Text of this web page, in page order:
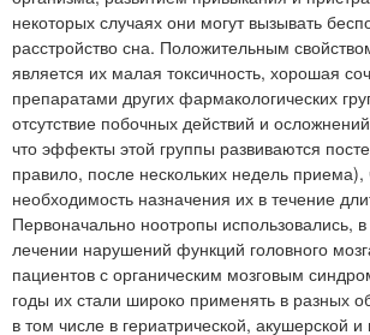
некоторых случаях они могут вызывать
расстройство сна. Положительным
является их малая токсичность, хорошая
препаратами других фармакологических
отсутствие побочных действий и
что эффекты этой группы развиваются
правило, после нескольких недель приема),
необходимость назначения их в течение
Первоначально ноотропы использовались,
лечении нарушений функций головного
пациентов с органическим мозговым
годы их стали широко применять в разных
в том числе в гериатрической, акушерской и